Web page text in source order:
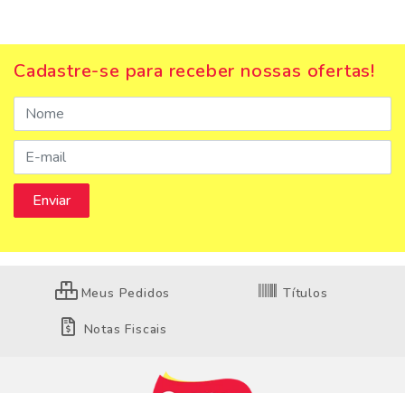
Cadastre-se para receber nossas ofertas!
Meus Pedidos Títulos
Notas Fiscais